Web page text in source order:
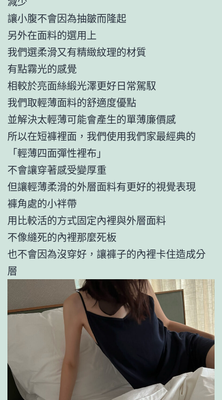
讓小腹不會因為抽皺而隆起
另外在面料的選用上
我們選柔滑又有精緻紋理的材質
有點霧光的感覺
相較於亮面絲緞光澤更好日常駕馭
我們取輕薄面料的舒適度優點
並解決太輕薄可能會產生的單薄廉價感
所以在短褲裡面，我們使用我們家最經典的
「輕薄四面彈性裡布」
不會讓穿著感受變厚重
但讓輕薄柔滑的外層面料有更好的視覺表現
褲角處的小袢帶
用比較活的方式固定內裡與外層面料
不像縫死的內裡那麼死板
也不會因為沒穿好，讓褲子的內裡卡住造成分
層